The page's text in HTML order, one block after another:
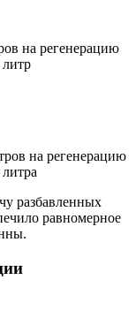
на регенерацию
литр
на регенерацию
разбавленных
равномерное